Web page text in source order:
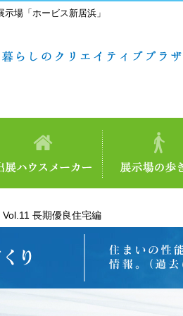
場「ホービス新居浜」
Vol.11 長期優良住宅編